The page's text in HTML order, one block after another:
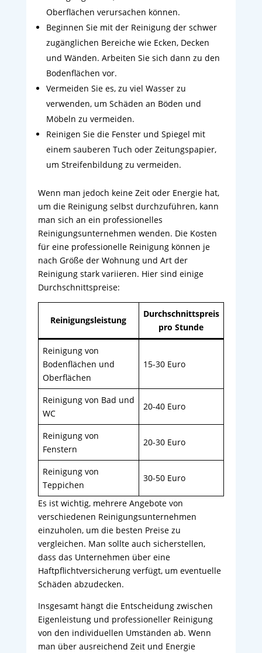
Oberflächen verursachen können.
Beginnen Sie mit der Reinigung der schwer
zugänglichen Bereiche wie Ecken, Decken
und Wänden. Arbeiten Sie sich dann zu den
Bodenflächen vor.
Vermeiden Sie es, zu viel Wasser zu
verwenden, um Schäden an Böden und
Möbeln zu vermeiden.
Reinigen Sie die Fenster und Spiegel mit
einem sauberen Tuch oder Zeitungspapier,
um Streifenbildung zu vermeiden.
Wenn man jedoch keine Zeit oder Energie hat,
um die Reinigung selbst durchzuführen, kann
man sich an ein professionelles
Reinigungsunternehmen wenden. Die Kosten
für eine professionelle Reinigung können je
nach Größe der Wohnung und Art der
Reinigung stark variieren. Hier sind einige
Durchschnittspreise:
Reinigungsleistung
Durchschnittspreis
pro Stunde
Reinigung von
Bodenflächen und
Oberflächen
15-30 Euro
Reinigung von Bad und
WC
20-40 Euro
Reinigung von
Fenstern
20-30 Euro
Reinigung von
Teppichen
30-50 Euro
Es ist wichtig, mehrere Angebote von
verschiedenen Reinigungsunternehmen
einzuholen, um die besten Preise zu
vergleichen. Man sollte auch sicherstellen,
dass das Unternehmen über eine
Haftpflichtversicherung verfügt, um eventuelle
Schäden abzudecken.
Insgesamt hängt die Entscheidung zwischen
Eigenleistung und professioneller Reinigung
von den individuellen Umständen ab. Wenn
man über ausreichend Zeit und Energie